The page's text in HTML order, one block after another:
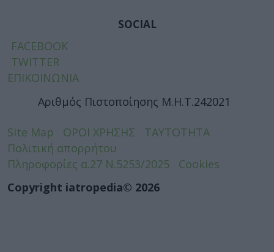
SOCIAL
FACEBOOK
TWITTER
ΕΠΙΚΟΙΝΩΝΙΑ
Αριθμός Πιστοποίησης Μ.Η.Τ.242021
Site Map ΟΡΟΙ ΧΡΗΣΗΣ
ΤΑΥΤΟΤΗΤΑ
Πολιτική απορρήτου
Πληροφορίες α.27 Ν.5253/2025
Cookies
Copyright iatropedia© 2026